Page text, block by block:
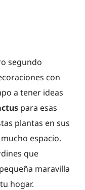
segundo
con
a tener ideas
para esas
plantas en sus
espacio.
que
maravilla
hogar.